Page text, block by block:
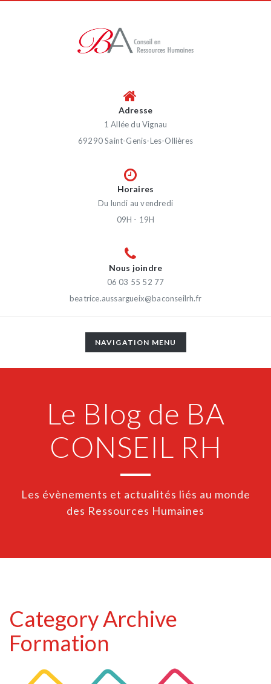
Adresse
1 Allée du Vignau
69290 Saint-Genis-Les-Ollières
Horaires
Du lundi au vendredi
09H - 19H
Nous joindre
06 03 55 52 77
beatrice.aussargueix@baconseilrh.fr
TOGGLE
NAVIGATION
NAVIGATION MENU
Le Blog de BA
CONSEIL RH
Les évènements et actualités liés au monde
des Ressources Humaines
Category Archive
Formation